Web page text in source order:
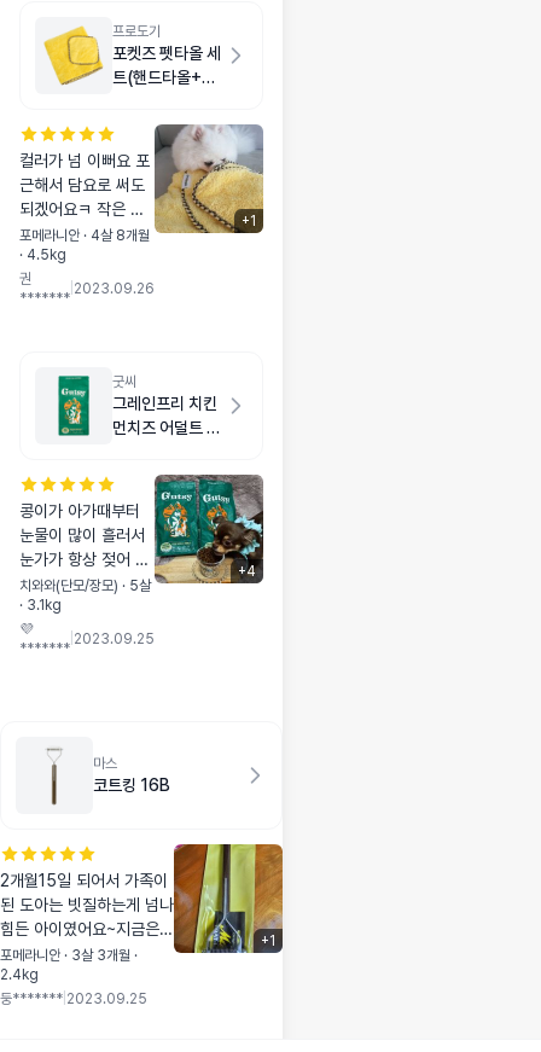
프로도기
포켓즈 펫타올 세
트(핸드타올+목
컬러가 넘 이뻐요 포
근해서 담요로 써도
되겠어요ㅋ 작은 타
올도 있어 산책하고
발바닥 전용으로 쓰
기에 딱이네요ㅎ
포메라니안 · 4살 8개월
· 4.5kg
권
*******
2023.09.26
+1
굿씨
그레인프리 치킨
먼치즈 어덜트 스
콩이가 아가때부터
눈물이 많이 흘러서
눈가가 항상 젖어 있
어서 걱정이 많았어
요 닦아줘도 계속 젖
어있어서 어떤사료를
했는데 왠걸 콩이가
너무 예쁜 소리 내면
서 오독오독 잘 씹어
물도 없어지고 예쁜
응아도 해서 굿씨 계
속 먹이고 있어요 예
전엔 사료 먹다가 안
먹으려고 투정도 하
고 사료토도 했었는
데 굿씨 먹고는 밥투
치와와(단모/장모) · 5살
· 3.1kg
💜
*******
2023.09.25
+4
마스
코트킹 16B
2개월15일 되어서 가족이
된 도아는 빗질하는게 넘나
힘든 아이였어요~지금은
5개월이 다되었는데 죽은
털과 뭉친털이 완전 엉망인
데도 속수무책 였지요~ 코
포메라니안 · 3살 3개월 ·
2.4kg
둥******* 2023.09.25
+1